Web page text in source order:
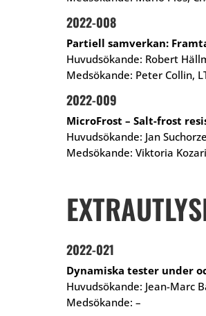
2022-008
Partiell samverkan:
Huvudsökande: Robert
Medsökande: Peter Collin,
2022-009
MicroFrost – Salt-frost
Huvudsökande: Jan
Medsökande: Viktoria
2022-021
Dynamiska tester under
Huvudsökande: Jean-Marc
Medsökande: –